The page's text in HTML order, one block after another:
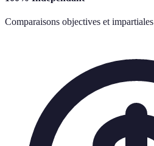
Comparaisons objectives et impartiales